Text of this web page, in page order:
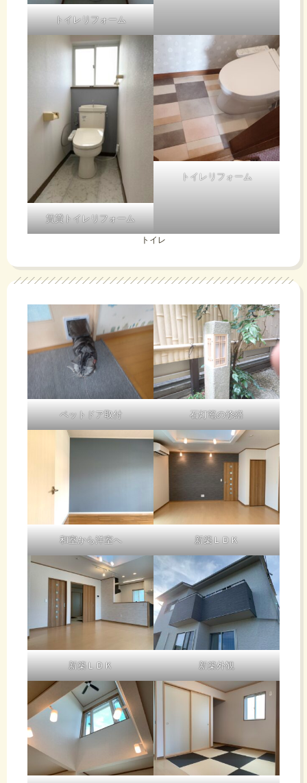
１
年
分
の
水
道
料
金
が
吹
っ
飛
び
ま
す
今日の現場
がまさしく
「ソレ」で
した・・・
相手が相手
い
ブ
ロ
グ
か
も
し
れ
ま
せ
ん
上げたデー
タをはじめ
てアウトプ
ットしまし
た。すべて
のデータの
一部ではあ
りますがこ
れからはこ
ういった場
記で積み上
げたデータ
を生かし積
極的に出て
トイレリフォーム
賃貸トイレリフォーム
トイレリフォーム
トイレ
ペットドア取付 石灯篭の修繕
和室から洋室へ 新築ＬＤＫ
新築ＬＤＫ 新築外観